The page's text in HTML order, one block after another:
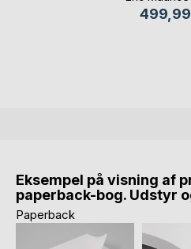
Eksempel på visning af
paperback-bog. Udstyr
Paperback